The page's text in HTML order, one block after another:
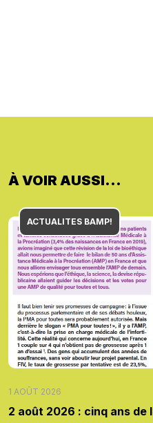
À VOIR AUSSI...
ACTUALITES BAMP!
1 AOÛT 2026
2 août 2026 : cinq ans de